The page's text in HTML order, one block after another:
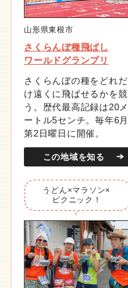
山形県東根市
さくらんぼ種飛ばし
ワールドグランプリ
さくらんぼの種をどれだ
け遠くに飛ばせるかを競
う。歴代最高記録は20メ
ートル5センチ。毎年6月
第2日曜日に開催。
この地域を知る
うどん×マラソン×
ピクニック！